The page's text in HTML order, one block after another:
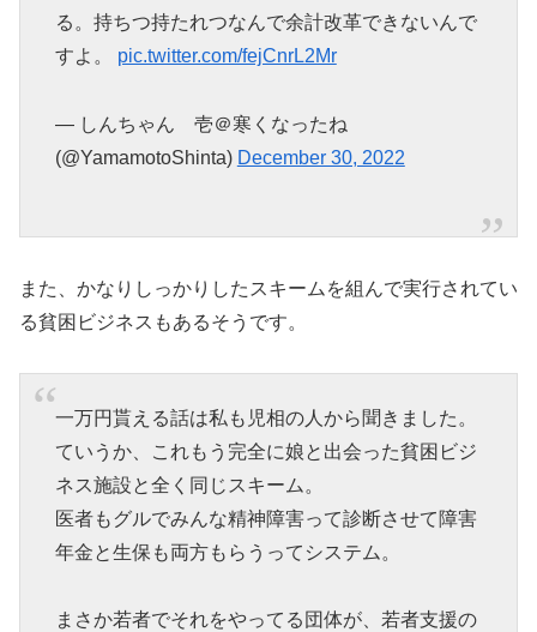
る。持ちつ持たれつなんで余計改革できないんで
すよ。 pic.twitter.com/fejCnrL2Mr
— しんちゃん 壱＠寒くなったね
(@YamamotoShinta) December 30, 2022
また、かなりしっかりしたスキームを組んで実行されてい
る貧困ビジネスもあるそうです。
一万円貰える話は私も児相の人から聞きました。
ていうか、これもう完全に娘と出会った貧困ビジ
ネス施設と全く同じスキーム。
医者もグルでみんな精神障害って診断させて障害
年金と生保も両方もらうってシステム。
まさか若者でそれをやってる団体が、若者支援の